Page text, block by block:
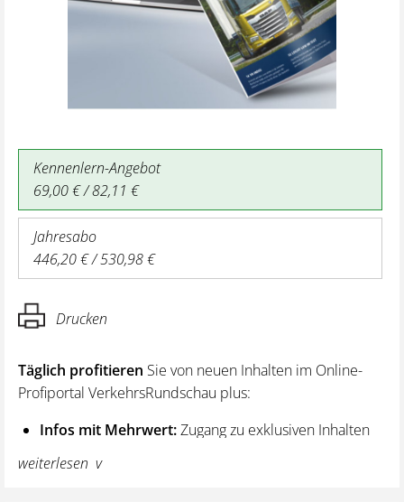
Kennenlern-Angebot
69,00 € / 82,11 €
Jahresabo
446,20 € / 530,98 €
Drucken
Täglich profitieren Sie von neuen Inhalten im Online-
Profiportal VerkehrsRundschau plus:
Infos mit Mehrwert:Zugang zu exklusiven Inhalten
und Hintergrundwissen – von aktuellen Regelungen
wie z. B. bei den Lenk- und Ruhezeiten,
weiterlesen